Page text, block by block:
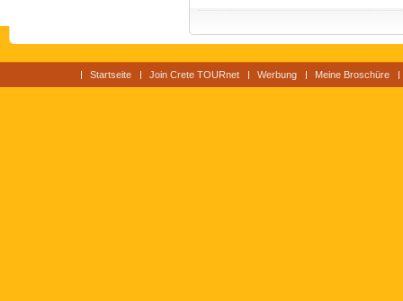
Startseite Join Crete TOURnet Werbung Meine Broschüre